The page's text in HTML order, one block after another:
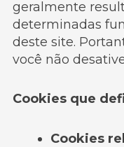
geralmente
determinadas
deste site.
você não
Cookies que
Cookies